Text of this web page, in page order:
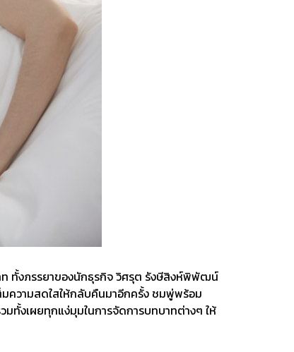
ทั้งภรรยาของนักธุรกิจ วิศรุต รังษีสิงห์พิพัฒน์
ความสดใสให้กลับคืนมาอีกครั้ง ชมพู่พร้อม
ทั้งเผยทุกแง่มุมในการจัดการบทบาทต่างๆ ให้